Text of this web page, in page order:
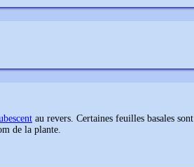
au revers. Certaines feuilles basales sont
de la plante.